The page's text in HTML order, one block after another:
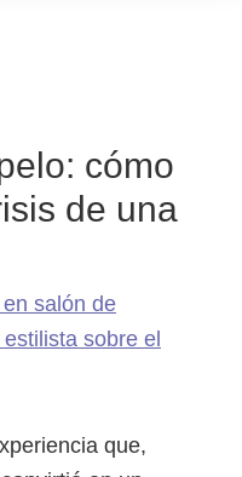
cómo
de una
que,